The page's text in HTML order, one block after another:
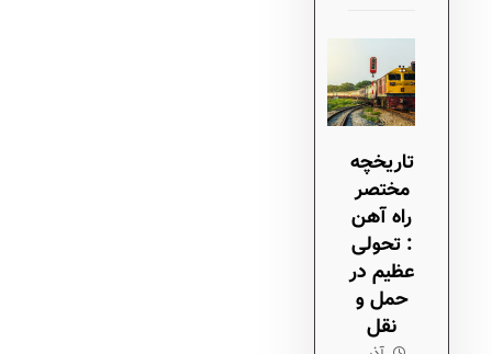
تاریخچه
مختصر
راه آهن
: تحولی
عظیم در
حمل و
نقل